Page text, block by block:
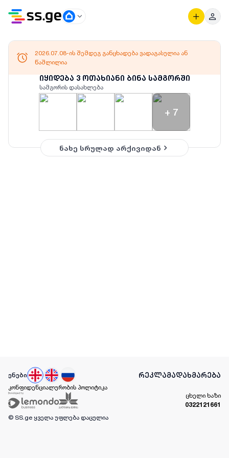
იყიდება 3 ოთახიანი ბინა სამგორში
სამგორის დასახლება
+ 7
2026.07.08-ის შემდეგ განცხადება ვადაგასულია ან
წაშლილია
ნახე სრულად არქივიდან
ენები რეკლამადახმარება
კონფიდენციალურობის პოლიტიკა
ცხელი ხაზი
0322121661
© SS.ge ყველა უფლება დაცულია